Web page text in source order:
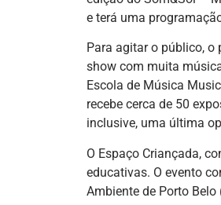
e terá uma
Para agitar o público, o
show com muita
Escola de Música
recebe cerca de 50
inclusive, uma última
O Espaço Criançada,
educativas. O evento
Ambiente de Porto